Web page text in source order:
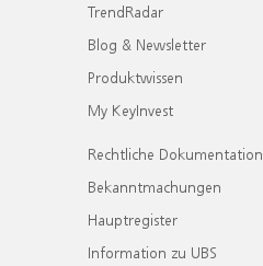
TrendRadar
Blog & Newsletter
Produktwissen
My KeyInvest
Rechtliche Dokumentation
Bekanntmachungen
Hauptregister
Information zu UBS